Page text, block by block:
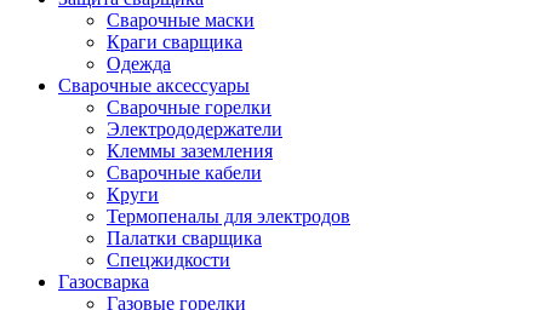
Сварочные маски
Краги сварщика
Одежда
Сварочные аксессуары
Сварочные горелки
Электрододержатели
Клеммы заземления
Сварочные кабели
Круги
Термопеналы для электродов
Палатки сварщика
Спецжидкости
Газосварка
Газовые горелки